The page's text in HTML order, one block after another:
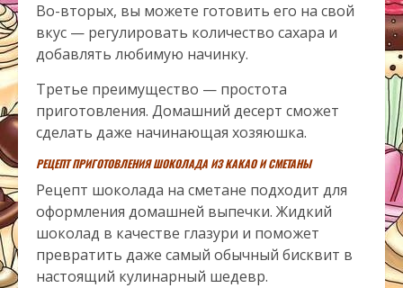
Во-вторых, вы можете готовить его на свой
вкус — регулировать количество сахара и
добавлять любимую начинку.
Третье преимущество — простота
приготовления. Домашний десерт сможет
сделать даже начинающая хозяюшка.
РЕЦЕПТ ПРИГОТОВЛЕНИЯ ШОКОЛАДА ИЗ КАКАО И СМЕТАНЫ
Рецепт шоколада на сметане подходит для
оформления домашней выпечки. Жидкий
шоколад в качестве глазури и поможет
превратить даже самый обычный бисквит в
настоящий кулинарный шедевр.